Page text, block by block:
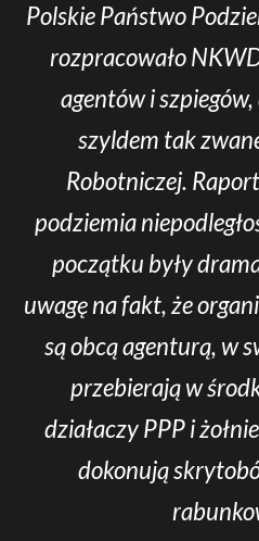
Polskie Państwo
rozpracowało
agentów i
szyldem tak
Robotniczej.
podziemia
początku były
uwagę na fakt, że
są obcą agenturą, w
przebierają w
działaczy PPP i
dokonują